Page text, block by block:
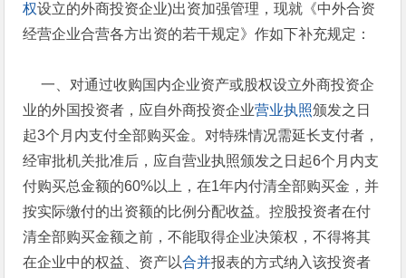
权设立的外商投资企业)出资加强管理，现就《中外合资
经营企业合营各方出资的若干规定》作如下补充规定：
一、对通过收购国内企业资产或股权设立外商投资企
业的外国投资者，应自外商投资企业营业执照颁发之日
起3个月内支付全部购买金。对特殊情况需延长支付者，
经审批机关批准后，应自营业执照颁发之日起6个月内支
付购买总金额的60%以上，在1年内付清全部购买金，并
按实际缴付的出资额的比例分配收益。控股投资者在付
清全部购买金额之前，不能取得企业决策权，不得将其
在企业中的权益、资产以合并报表的方式纳入该投资者